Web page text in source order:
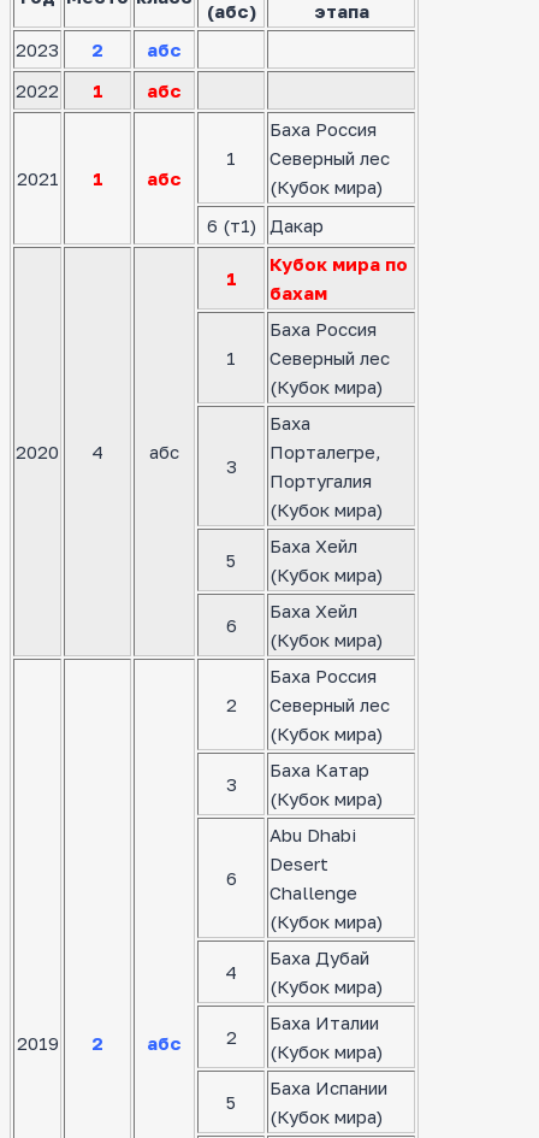
(абс)
этапа
2023
2
абс
2022
1 абс
2021 1 абс
1
Баха Россия
Северный лес
(Кубок мира)
6 (т1)
Дакар
2020 4 абс
1
Кубок мира по
бахам
1
Баха Россия
Северный лес
(Кубок мира)
3
Баха
Порталегре,
Португалия
(Кубок мира)
5
Баха Хейл
(Кубок мира)
6
Баха Хейл
(Кубок мира)
2019 2 абс
2
Баха Россия
Северный лес
(Кубок мира)
3
Баха Катар
(Кубок мира)
6
Abu Dhabi
Desert
Challenge
(Кубок мира)
4
Баха Дубай
(Кубок мира)
2
Баха Италии
(Кубок мира)
5
Баха Испании
(Кубок мира)